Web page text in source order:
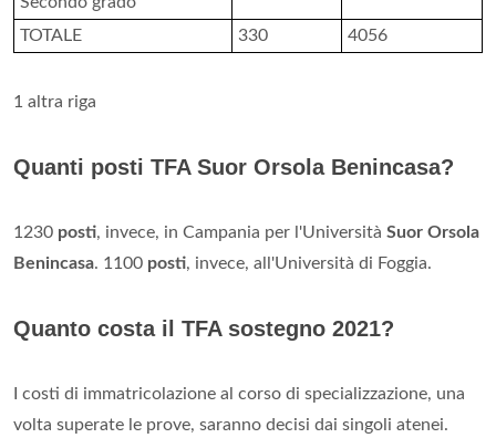
TOTALE
330 4056
1 altra riga
Quanti posti TFA Suor Orsola Benincasa?
1230 posti, invece, in Campania per l'Università Suor Orsola
Benincasa. 1100 posti, invece, all'Università di Foggia.
Quanto costa il TFA sostegno 2021?
I costi di immatricolazione al corso di specializzazione, una
volta superate le prove, saranno decisi dai singoli atenei.